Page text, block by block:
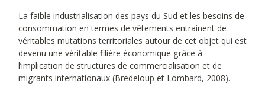
La faible industrialisation des pays du Sud et les besoins de
consommation en termes de vêtements entrainent de
véritables mutations territoriales autour de cet objet qui est
devenu une véritable filière économique grâce à
l’implication de structures de commercialisation et de
migrants internationaux (Bredeloup et Lombard, 2008).